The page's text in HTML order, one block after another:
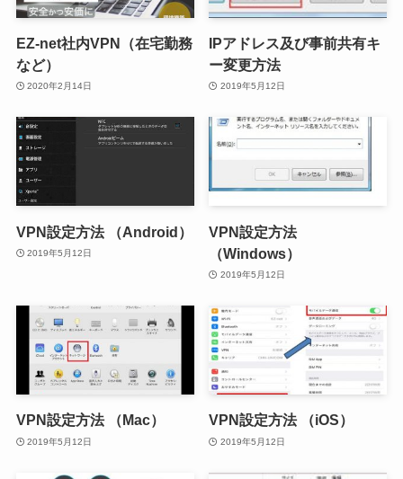
EZ-net社内VPN（在宅勤務
など）
2020年2月14日
IPアドレス及び事前共有キ
ー変更方法
2019年5月12日
VPN設定方法 （Android）
2019年5月12日
VPN設定方法
（Windows）
2019年5月12日
VPN設定方法 （Mac）
2019年5月12日
VPN設定方法 （iOS）
2019年5月12日